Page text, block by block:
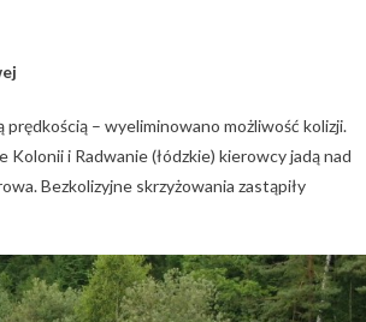
– wyeliminowano możliwość kolizji.
i Radwanie (łódzkie) kierowcy jadą nad
Bezkolizyjne skrzyżowania zastąpiły